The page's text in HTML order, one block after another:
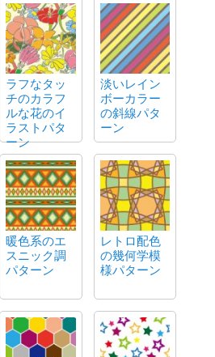
ラフなタッ
チのカラフ
ルな花のイ
ラストパタ
ーン
淡いレイン
ボーカラー
の斜線パタ
ーン
暖色系のエ
スニック調
パターン
レトロ配色
の幾何学模
様パターン